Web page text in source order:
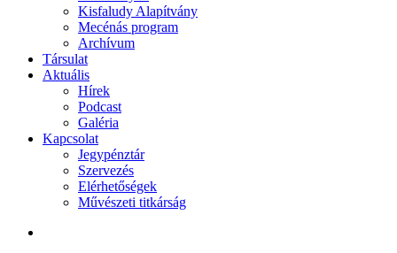
Kisfaludy Alapítvány
Mecénás program
Archívum
Társulat
Aktuális
Hírek
Podcast
Galéria
Kapcsolat
Jegypénztár
Szervezés
Elérhetőségek
Művészeti titkárság